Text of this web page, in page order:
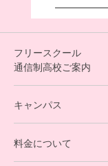
フリースクール
通信制高校ご案内
オンラインコース
キャンパス
料金について